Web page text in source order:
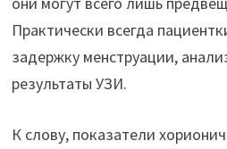
Практически всегда
задержку менструации,
результаты УЗИ.
К слову, показатели